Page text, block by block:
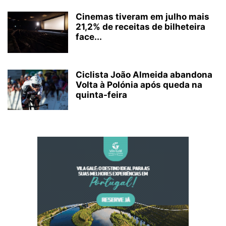
Cinemas tiveram em julho mais
21,2% de receitas de bilheteira
face...
Ciclista João Almeida abandona
Volta à Polónia após queda na
quinta-feira